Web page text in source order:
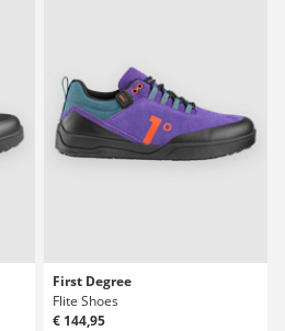
First Degree
Flite Shoes
€ 144,95